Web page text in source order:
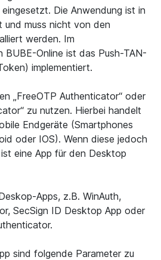
Die Anwendung ist in
und muss nicht von den
werden. Im
BUBE-Online ist das Push-TAN-
implementiert.
„FreeOTP Authenticator“ oder
zu nutzen. Hierbei handelt
Endgeräte (Smartphones
oder IOS). Wenn diese jedoch
eine App für den Desktop
Apps, z.B. WinAuth,
SecSign ID Desktop App oder
sind folgende Parameter zu